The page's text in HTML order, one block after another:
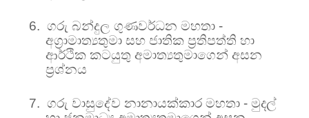
6. ගරු බන්දුල ගුණවර්ධන මහතා -
අග්‍රාමාත්‍යතුමා සහ ජාතික ප්‍රතිපත්ති හා
ආර්ථික කටයුතු අමාත්‍යතුමාගෙන් අසන
ප්‍රශ්නය
7. ගරු වාසුදේව නානායක්කාර මහතා - මුදල්